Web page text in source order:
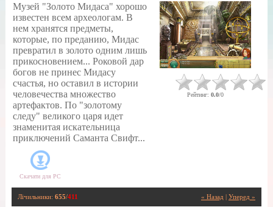
Музей "Золото Мидаса" хорошо
известен всем археологам. В
нем хранятся предметы,
которые, по преданию, Мидас
превратил в золото одним лишь
прикосновением... Роковой дар
богов не принес Мидасу
счастья, но оставил в истории
человечества множество
артефактов. По "золотому
следу" великого царя идет
знаменитая искательница
приключений Саманта Свифт...
Скачати для PC
Рейтинг: 0.0/0
« Назад Уперед »
Лічильники: 655/411